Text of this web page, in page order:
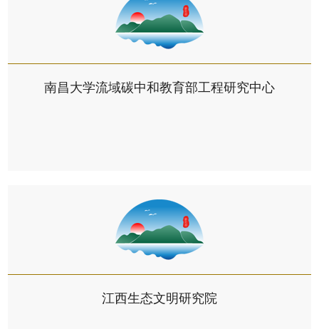
南昌大学流域碳中和教育部工程研究中心
江西生态文明研究院